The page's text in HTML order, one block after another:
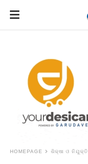
HOMEPAGE ଶିକ୍ଷା ଓ ନିଯୁକ୍ତି